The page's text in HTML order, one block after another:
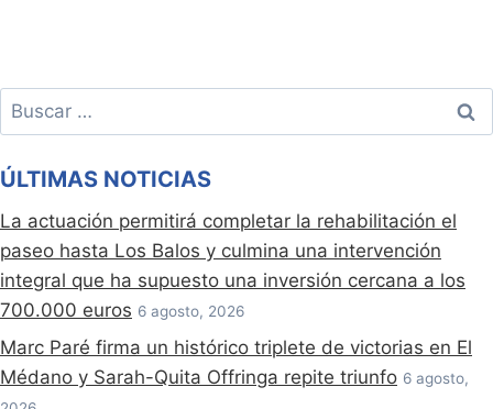
Buscar:
ÚLTIMAS NOTICIAS
La actuación permitirá completar la rehabilitación el
paseo hasta Los Balos y culmina una intervención
integral que ha supuesto una inversión cercana a los
700.000 euros 6 agosto, 2026
Marc Paré firma un histórico triplete de victorias en El
Médano y Sarah-Quita Offringa repite triunfo 6 agosto,